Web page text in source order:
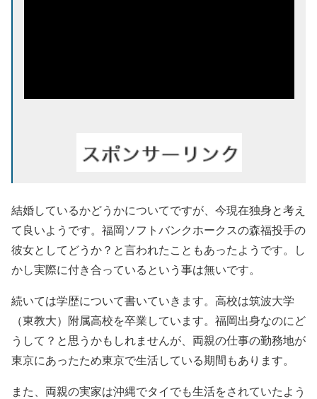
結婚しているかどうかについてですが、今現在独身と考え
て良いようです。福岡ソフトバンクホークスの森福投手の
彼女としてどうか？と言われたこともあったようです。し
かし実際に付き合っているという事は無いです。
続いては学歴について書いていきます。高校は筑波大学
（東教大）附属高校を卒業しています。福岡出身なのにど
うして？と思うかもしれませんが、両親の仕事の勤務地が
東京にあったため東京で生活している期間もあります。
また、両親の実家は沖縄でタイでも生活をされていたよう